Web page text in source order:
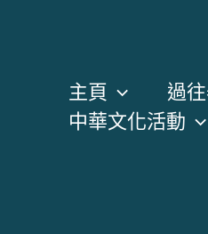
主頁 過
中華文化活動